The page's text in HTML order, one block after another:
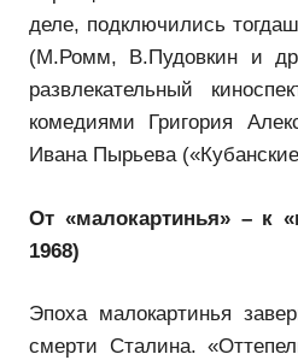
деле, подключились
(М.Ромм, В.Пудовкин и
развлекательный
комедиями Григория
Ивана Пырьева
От «малокартинья» – к
1968)
Эпоха малокартинья
смерти Сталина.